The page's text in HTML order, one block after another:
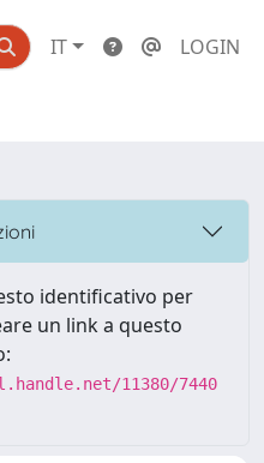
IT LOGIN
identificativo per
un link a questo
11380/7440